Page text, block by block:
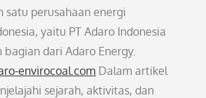
satu perusahaan energi
yaitu PT Adaro Indonesia
dari Adaro Energy.
envirocoal.com Dalam artikel
sejarah, aktivitas, dan